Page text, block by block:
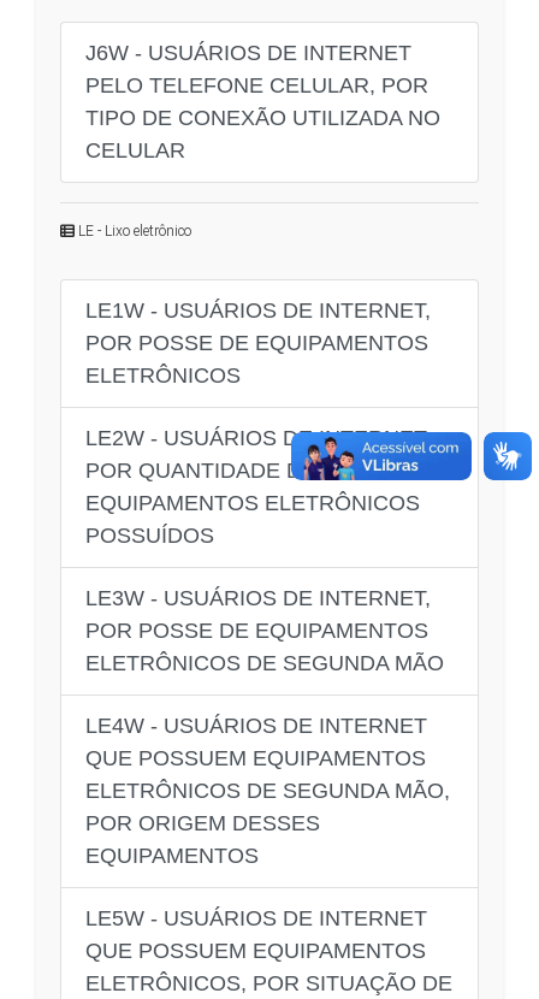
J6W - USUÁRIOS DE INTERNET
PELO TELEFONE CELULAR, POR
TIPO DE CONEXÃO UTILIZADA NO
CELULAR
LE - Lixo eletrônico
LE1W - USUÁRIOS DE INTERNET,
POR POSSE DE EQUIPAMENTOS
ELETRÔNICOS
LE2W - USUÁRIOS DE INTERNET,
POR QUANTIDADE DE
EQUIPAMENTOS ELETRÔNICOS
POSSUÍDOS
LE3W - USUÁRIOS DE INTERNET,
POR POSSE DE EQUIPAMENTOS
ELETRÔNICOS DE SEGUNDA MÃO
LE4W - USUÁRIOS DE INTERNET
QUE POSSUEM EQUIPAMENTOS
ELETRÔNICOS DE SEGUNDA MÃO,
POR ORIGEM DESSES
EQUIPAMENTOS
LE5W - USUÁRIOS DE INTERNET
QUE POSSUEM EQUIPAMENTOS
ELETRÔNICOS, POR SITUAÇÃO DE